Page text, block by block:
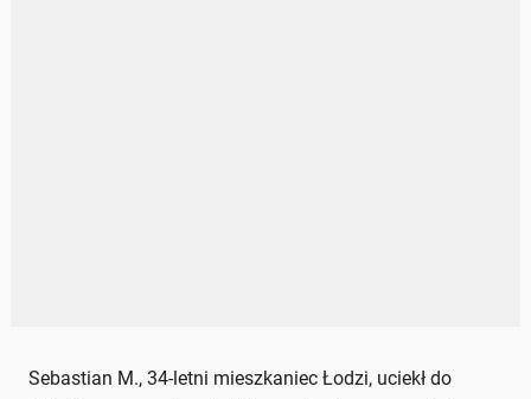
Sebastian M., 34-letni mieszkaniec Łodzi, uciekł do